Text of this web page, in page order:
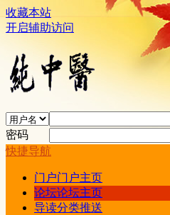
收藏本站
开启辅助访问
密码
快捷导航
门户门户主页
论坛论坛主页
导读分类推送